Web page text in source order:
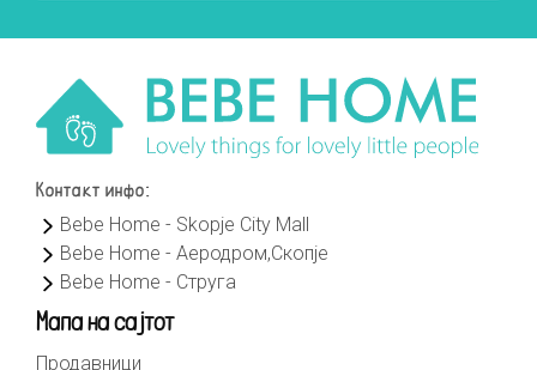
Контакт инфо:
Bebe Home - Skopje City Mall
Bebe Home - Аеродром,Скопје
Bebe Home - Струга
Мапа на сајтот
Продавници